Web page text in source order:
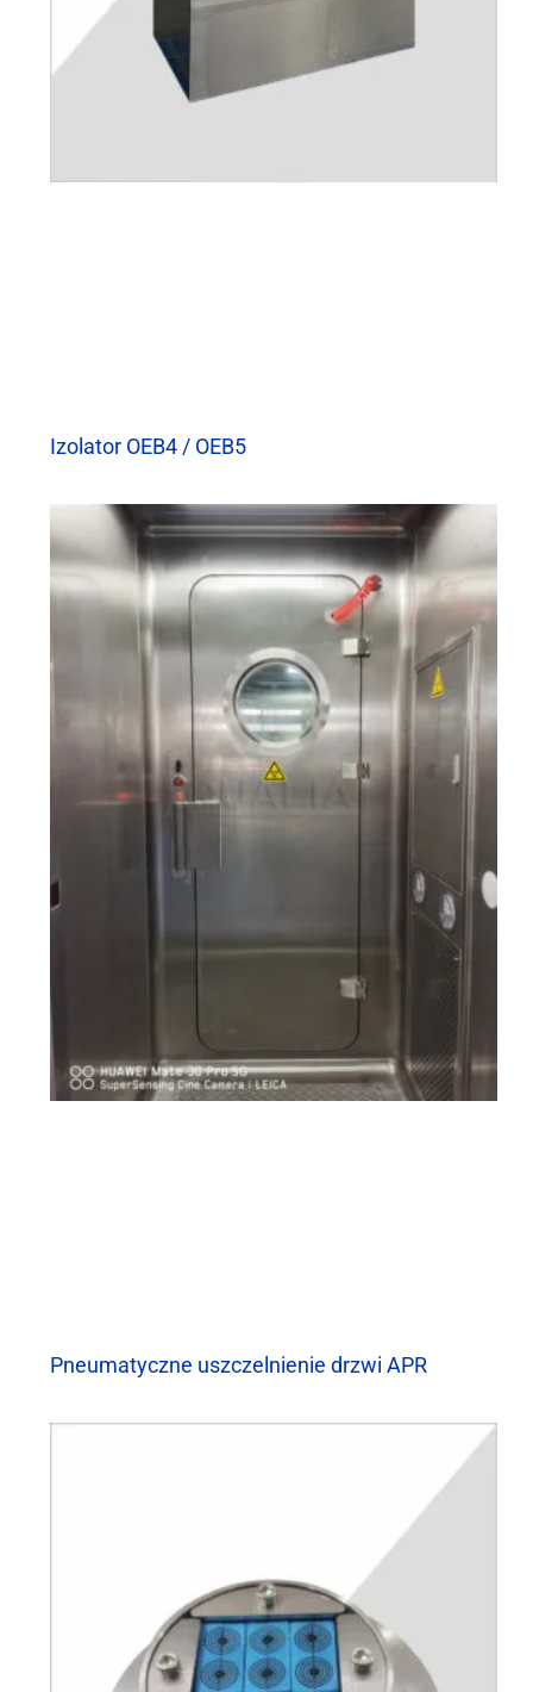
Izolator OEB4 / OEB5
Pneumatyczne uszczelnienie drzwi APR